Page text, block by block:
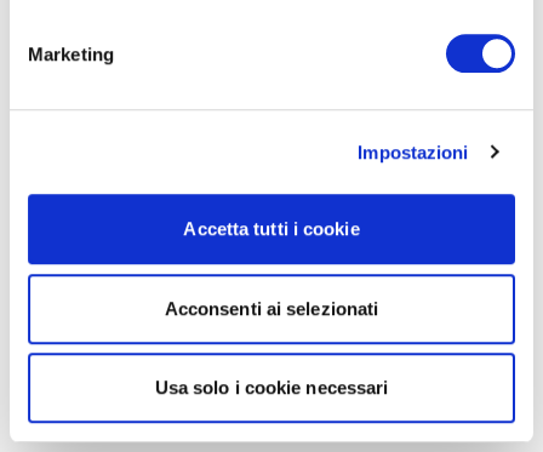
Marketing
Impostazioni
Accetta tutti i cookie
Acconsenti ai selezionati
Usa solo i cookie necessari